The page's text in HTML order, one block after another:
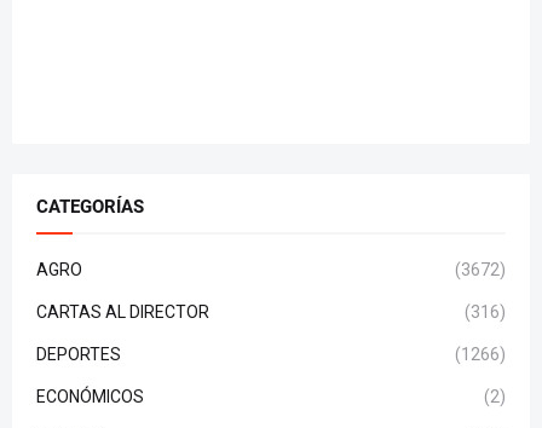
CATEGORÍAS
AGRO (3672)
CARTAS AL DIRECTOR (316)
DEPORTES (1266)
ECONÓMICOS (2)